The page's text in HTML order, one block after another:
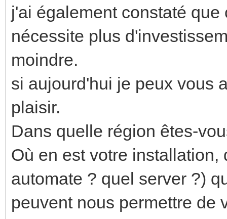
j'ai également constaté
nécessite plus
moindre.
si aujourd'hui je peux vous
plaisir.
Dans quelle région êtes-
Où en est votre
automate ? quel server ?)
peuvent nous permettre de